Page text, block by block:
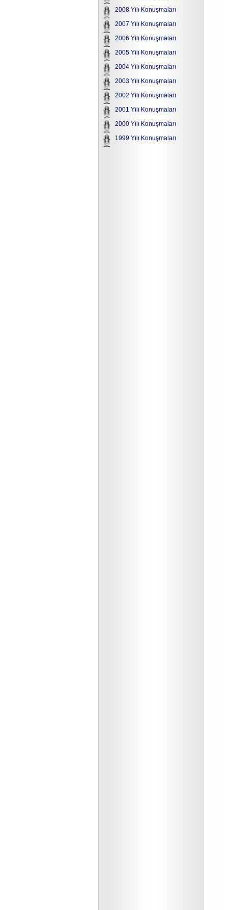
2008 Yılı Konuşmaları
2007 Yılı Konuşmaları
2006 Yılı Konuşmaları
2005 Yılı Konuşmaları
2004 Yılı Konuşmaları
2003 Yılı Konuşmaları
2002 Yılı Konuşmaları
2001 Yılı Konuşmaları
2000 Yılı Konuşmaları
1999 Yılı Konuşmaları